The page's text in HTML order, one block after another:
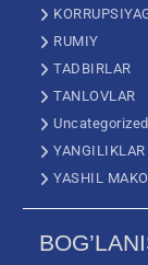
RUMIY
TADBIRLAR
TANLOVLAR
Uncategorized
YANGILIKLAR
YASHIL